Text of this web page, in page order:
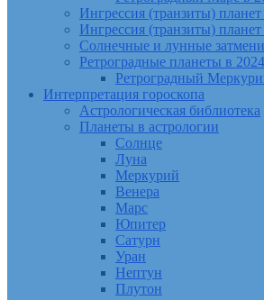
Ингрессия (транзиты)
Ингрессия (транзиты)
Солнечные и лунные
Ретроградные планеты в
Ретроградный
Интерпретация гороскопа
Астрологическая библиотека
Планеты в астрологии
Солнце
Луна
Меркурий
Венера
Марс
Юпитер
Сатурн
Уран
Нептун
Плутон